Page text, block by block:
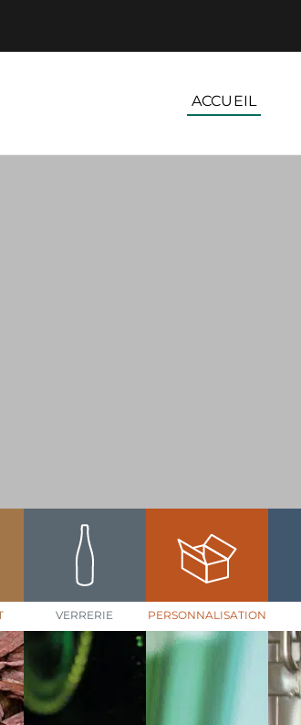
ACCUEIL
VERRERIE PERSONNALISATION